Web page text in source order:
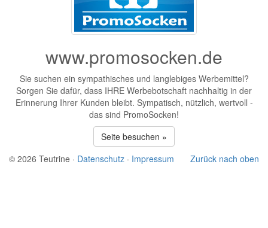
www.promosocken.de
Sie suchen ein sympathisches und langlebiges Werbemittel?
Sorgen Sie dafür, dass IHRE Werbebotschaft nachhaltig in der
Erinnerung Ihrer Kunden bleibt. Sympatisch, nützlich, wertvoll -
das sind PromoSocken!
Seite besuchen »
Zurück nach oben
© 2026 Teutrine · Datenschutz · Impressum